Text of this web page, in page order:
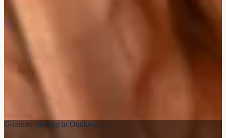
Gourmet catering in Oudheusden